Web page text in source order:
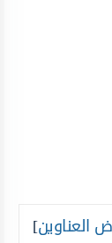
العناوين]